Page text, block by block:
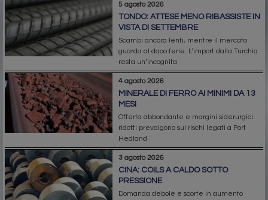
5 agosto 2026
TONDO: ATTESE MENO RIBASSISTE IN
VISTA DI SETTEMBRE
Scambi ancora lenti, mentre il mercato
guarda al dopo ferie. L’import dalla Turchia
resta un’incognita
4 agosto 2026
MINERALE DI FERRO AI MINIMI DA 13
MESI
Offerta abbondante e margini siderurgici
ridotti prevalgono sui rischi legati a Port
Hedland
3 agosto 2026
CINA: COILS A CALDO SOTTO
PRESSIONE
Domanda debole e scorte in aumento